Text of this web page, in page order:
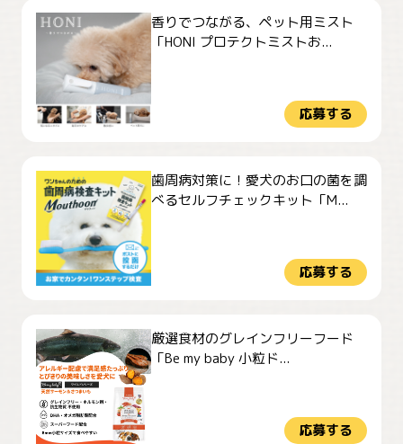
香りでつながる、ペット用ミスト
「HONI プロテクトミストお...
応募する
歯周病対策に！愛犬のお口の菌を調
べるセルフチェックキット「M...
応募する
厳選食材のグレインフリーフード
「Be my baby 小粒ド...
応募する